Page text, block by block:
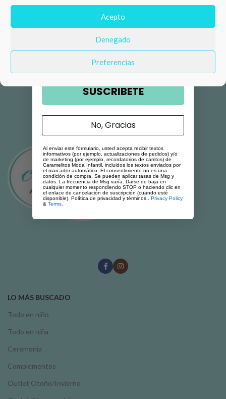
Acepto
Denegado
Preferencias
LO MÁS BUSCADO
Todo en niño
Todo en niña
Ceremonia
Complementos
Outlet Otoño/Invierno
Número de teléfono
Email
SUSCRIBETE
No, Gracias
Al enviar este formulario, usted acepta recibir textos
informativos (por ejemplo, actualizaciones de pedidos) y/o
de marketing (por ejemplo, recordatorios de carritos) de
Caramelitos Moda Infantil, incluidos los textos enviados por
el marcador automático. El consentimiento no es una
condición de compra. Se pueden aplicar tasas de Msg y
datos. La frecuencia de Msg varía. Darse de baja en
cualquier momento respondiendo STOP o haciendo clic en
el enlace de cancelación de suscripción (cuando esté
disponible). Política de privacidad y términos.. Privacy Policy
& Terms